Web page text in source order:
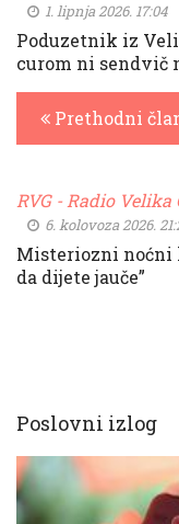
1. lipnja 2026. 17:04
Poduzetnik iz
curom ni sendvič
Prethodni
RVG - Radio Velika
6. kolovoza 2026.
Misteriozni noćni
da dijete jauče”
Poslovni izlog